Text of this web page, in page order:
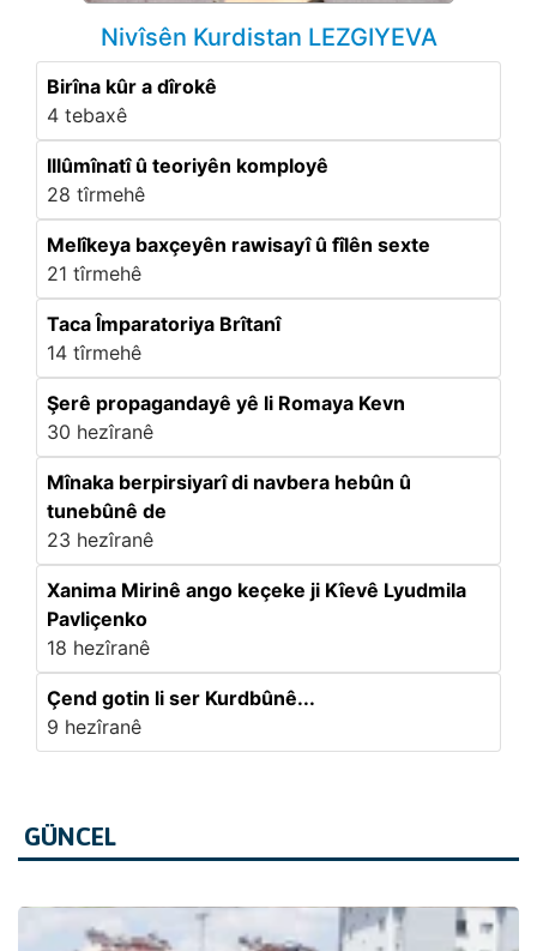
Nivîsên Kurdistan LEZGIYEVA
Birîna kûr a dîrokê
4 tebaxê
Illûmînatî û teoriyên komployê
28 tîrmehê
Melîkeya baxçeyên rawisayî û fîlên sexte
21 tîrmehê
Taca Împaratoriya Brîtanî
14 tîrmehê
Şerê propagandayê yê li Romaya Kevn
30 hezîranê
Mînaka berpirsiyarî di navbera hebûn û
tunebûnê de
23 hezîranê
Xanima Mirinê ango keçeke ji Kîevê Lyudmila
Pavliçenko
18 hezîranê
Çend gotin li ser Kurdbûnê...
9 hezîranê
GÜNCEL